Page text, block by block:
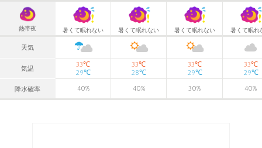
熱帯夜 暑くて眠れない 暑くて眠れない 暑くて眠れない 暑くて眠れ
天気
気温
33℃
29℃
33℃
28℃
33℃
29℃
33℃
29℃
降水確率 40% 40% 30% 40%